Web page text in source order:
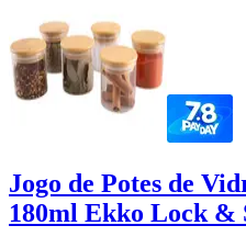
Jogo de Potes de
180ml Ekko Lock &